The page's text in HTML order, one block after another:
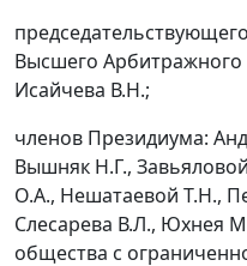
Высшего Арбитражного
Исайчева В.Н.;
членов Президиума:
Вышняк Н.Г.,
О.А., Нешатаевой Т.Н.,
Слесарева В.Л., Юхнея
общества с